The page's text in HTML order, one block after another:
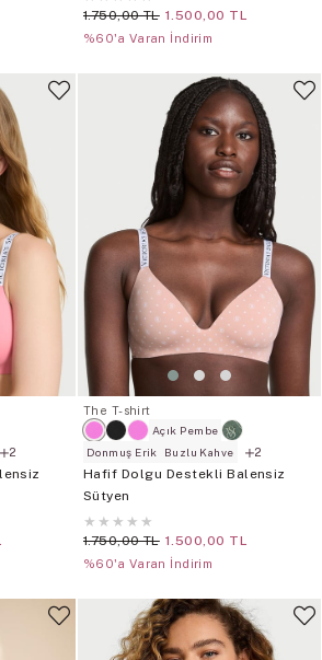
1.750,00 TL 1.500,00 TL
%60'a Varan İndirim
2
The T-shirt
Açık Pembe
Donmuş Erik
Buzlu Kahve 2
Hafif Dolgu Destekli Balensiz
Sütyen
★ ★ ★ ★ ★
1.750,00 TL 1.500,00 TL
%60'a Varan İndirim